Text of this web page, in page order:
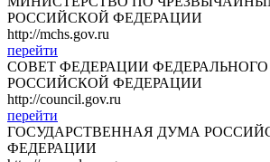
РОССИЙСКОЙ ФЕДЕРАЦИИ
http://mchs.gov.ru
перейти
СОВЕТ ФЕДЕРАЦИИ
РОССИЙСКОЙ ФЕДЕРАЦИИ
http://council.gov.ru
перейти
ГОСУДАРСТВЕННАЯ ДУМА
ФЕДЕРАЦИИ